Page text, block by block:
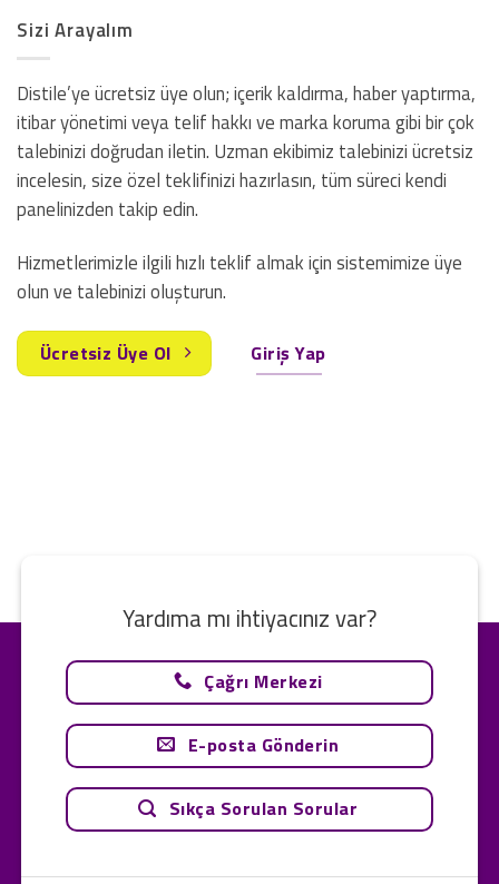
Sizi Arayalım
Distile’ye ücretsiz üye olun; içerik kaldırma, haber yaptırma,
itibar yönetimi veya telif hakkı ve marka koruma gibi bir çok
talebinizi doğrudan iletin. Uzman ekibimiz talebinizi ücretsiz
incelesin, size özel teklifinizi hazırlasın, tüm süreci kendi
panelinizden takip edin.
Hizmetlerimizle ilgili hızlı teklif almak için sistemimize üye
olun ve talebinizi oluşturun.
Ücretsiz Üye Ol Giriş Yap
Yardıma mı ihtiyacınız var?
Çağrı Merkezi
E-posta Gönderin
Sıkça Sorulan Sorular